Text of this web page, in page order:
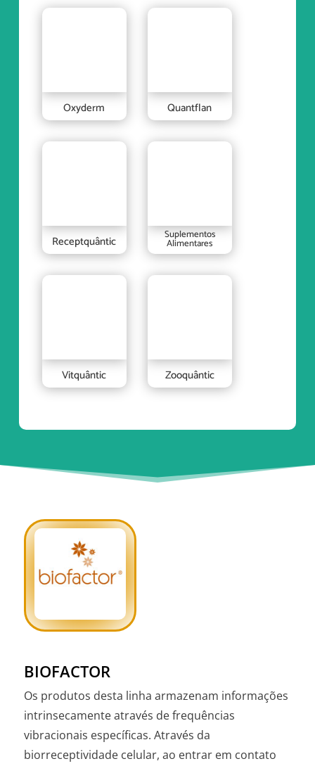
Oxyderm Quantflan
Receptquântic Suplementos
Alimentares
Vitquântic Zooquântic
BIOFACTOR
Os produtos desta linha armazenam informações
intrinsecamente através de frequências
vibracionais específicas. Através da
biorreceptividade celular, ao entrar em contato